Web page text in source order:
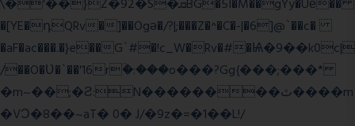
\�'��}Z�92�S�ܩBG�5I�M��gYy�Uȅ��
�[YE�դQRv�]��Ogə�/?|;���Z�^�C�-|�6]@`��c�
�aF�ac���.�}e��G`#�!c_W�Rv�#�Ѩ�9��k0c|
/��O�Ʋ�`��'16rؒ�:���o���?Gg{���;���*
�m~��;�Ƨ:N��������ٿ����m
�VϽ�8��~aT� 0� J/�9z�=�1��L!/